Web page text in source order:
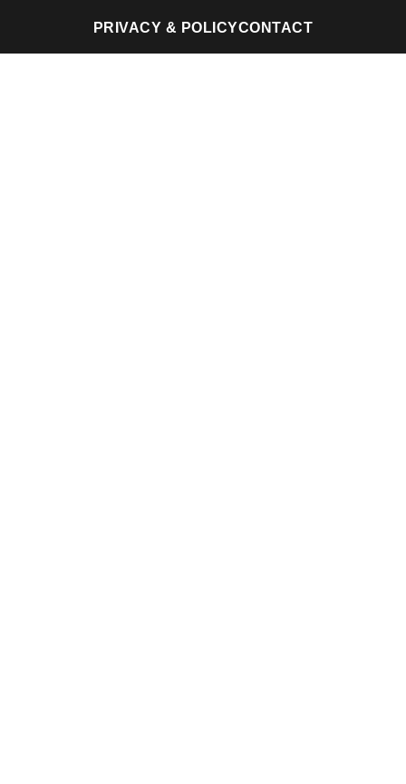
PRIVACY & POLICYCONTACT